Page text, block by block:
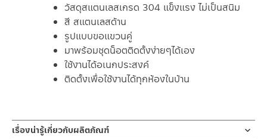
วัสดุสแตนเลสเกรด 304 แข็งแรง ไม่เป็นสนิม
สี สแตนเลสด้าน
รูปแบบขอแขวนคู่
มาพร้อมชุดน็อตติดตั้งง่ายๆได้เอง
ใช้งานได้อเนกประสงค์
ติดตั้งเพื่อใช้งานได้ทุกห้องในบ้าน
เรื่องน่ารู้เกี่ยวกับผลิตภัณฑ์